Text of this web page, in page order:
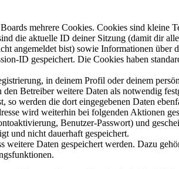
mehrere Cookies. Cookies sind kleine
die aktuelle ID deiner Sitzung (damit dir
angemeldet bist) sowie Informationen
ID gespeichert. Die Cookies haben
in deinem Profil oder deinem
Betreiber weitere Daten als notwendig
so werden die dort eingegebenen Daten
wird weiterhin bei folgenden Aktionen
Benutzer-Passwort) und
und nicht dauerhaft gespeichert.
weitere Daten gespeichert werden. Dazu